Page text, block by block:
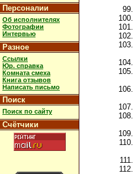
Персоналии
Об исполнителях
Фотографии
Интервью
Разное
Ссылки
Юр. справка
Комната смеха
Книга отзывов
Написать письмо
Поиск
Поиск по сайту
Счётчики